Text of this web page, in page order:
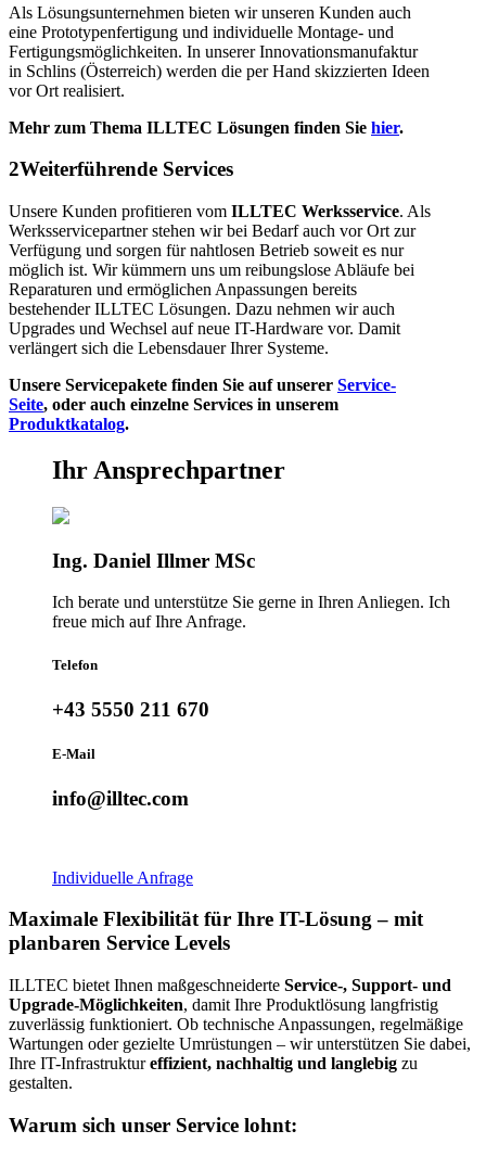
Als Lösungsunternehmen bieten wir unseren Kunden auch
eine Prototypenfertigung und individuelle Montage- und
Fertigungsmöglichkeiten. In unserer Innovationsmanufaktur
in Schlins (Österreich) werden die per Hand skizzierten Ideen
vor Ort realisiert.
Mehr zum Thema ILLTEC Lösungen finden Sie hier.
2Weiterführende Services
Unsere Kunden profitieren vom ILLTEC Werksservice. Als
Werksservicepartner stehen wir bei Bedarf auch vor Ort zur
Verfügung und sorgen für nahtlosen Betrieb soweit es nur
möglich ist. Wir kümmern uns um reibungslose Abläufe bei
Reparaturen und ermöglichen Anpassungen bereits
bestehender ILLTEC Lösungen. Dazu nehmen wir auch
Upgrades und Wechsel auf neue IT-Hardware vor. Damit
verlängert sich die LebensdauerIhrer Systeme.
Unsere Servicepakete finden Sie auf unserer Service-
Seite, oder auch einzelne Services in unserem
Produktkatalog.
Ihr Ansprechpartner
Ing. Daniel Illmer MSc
Ich berate und unterstütze Sie gerne in Ihren Anliegen. Ich
freue mich auf Ihre Anfrage.
Telefon
+43 5550 211 670
E-Mail
info@illtec.com
Individuelle Anfrage
Maximale Flexibilität für Ihre IT-Lösung – mit
planbaren Service Levels
ILLTEC bietet Ihnen maßgeschneiderte Service-, Support- und
Upgrade-Möglichkeiten, damit Ihre Produktlösung langfristig
zuverlässig funktioniert. Ob technische Anpassungen, regelmäßige
Wartungen oder gezielte Umrüstungen – wir unterstützen Sie dabei,
Ihre IT-Infrastruktureffizient, nachhaltig und langlebig zu
gestalten.
Warum sich unser Service lohnt: